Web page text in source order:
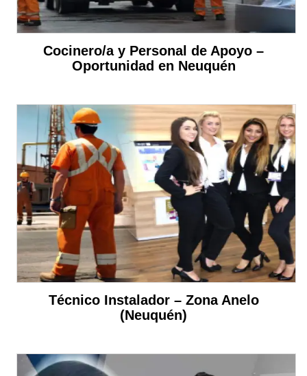
Cocinero/a y Personal de Apoyo –
Oportunidad en Neuquén
Técnico Instalador – Zona Anelo
(Neuquén)